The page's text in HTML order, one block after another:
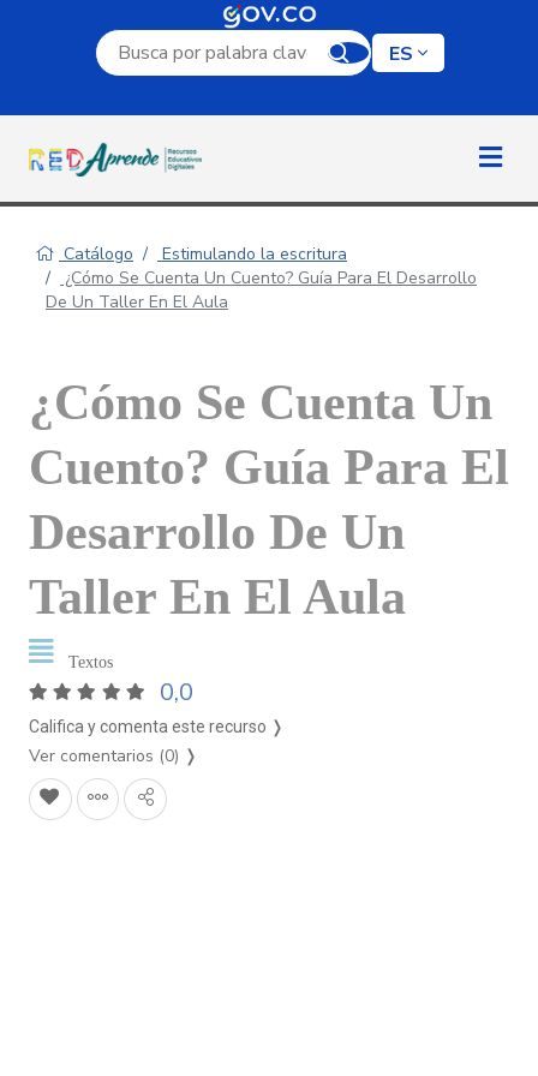
Campo de búsqueda por palabra clave
ES
Catálogo
Estimulando la escritura
¿Cómo Se Cuenta Un Cuento? Guía Para El Desarrollo
De Un Taller En El Aula
¿Cómo Se Cuenta Un
Cuento? Guía Para El
Desarrollo De Un
Taller En El Aula
Textos
0,0
Califica y comenta este recurso ❭
Ver comentarios (0) ❭